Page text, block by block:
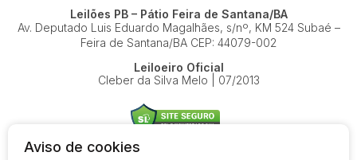
Leilões PB – Pátio Feira de Santana/BA
Av. Deputado Luis Eduardo Magalhães, s/nº, KM 524Subaé –
Feira de Santana/BA CEP: 44079-002
Leiloeiro Oficial
Cleber da Silva Melo | 07/2013
Aviso de cookies